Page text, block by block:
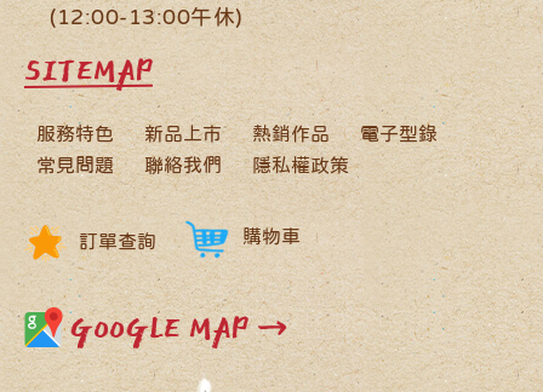
(12:00-13:00午休)
SITEMAP
服務特色 新品上市 熱銷作品
電子型錄
常見問題
聯絡我們 隱私權政策
訂單查詢 購物車
GOOGLE MAP →